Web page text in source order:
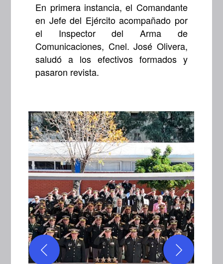
En primera instancia, el Comandante
en Jefe del Ejército acompañado por
el Inspector del Arma de
Comunicaciones, Cnel. José Olivera,
saludó a los efectivos formados y
pasaron revista.